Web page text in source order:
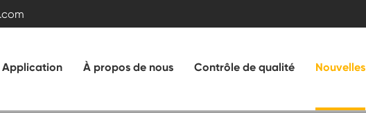
Application À propos de nous Contrôle de qualité Nouvelles